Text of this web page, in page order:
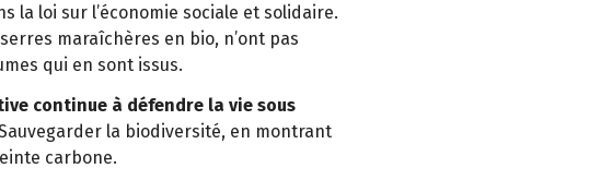
la loi sur l’économie sociale et solidaire.
maraîchères en bio, n’ont pas
qui en sont issus.
continue à défendre la vie sous
la biodiversité, en montrant
carbone.